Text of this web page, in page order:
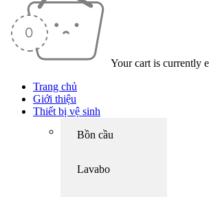
Your cart is currently
Trang chủ
Giới thiệu
Thiết bị vệ sinh
Bồn cầu
Lavabo